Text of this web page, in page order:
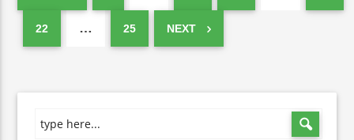
22 … 25 NEXT